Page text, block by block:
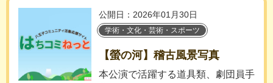
公開日：2026年01月30日
学術・文化・芸術・スポーツ
【螢の河】稽古風景写真
本公演で活躍する道具類、劇団員手